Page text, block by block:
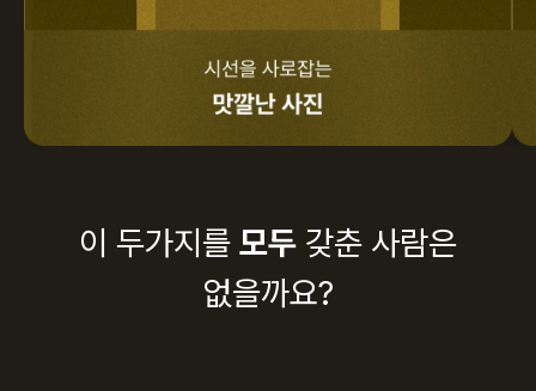
이 두가지를 모두 갖춘 사람은
없을까요?